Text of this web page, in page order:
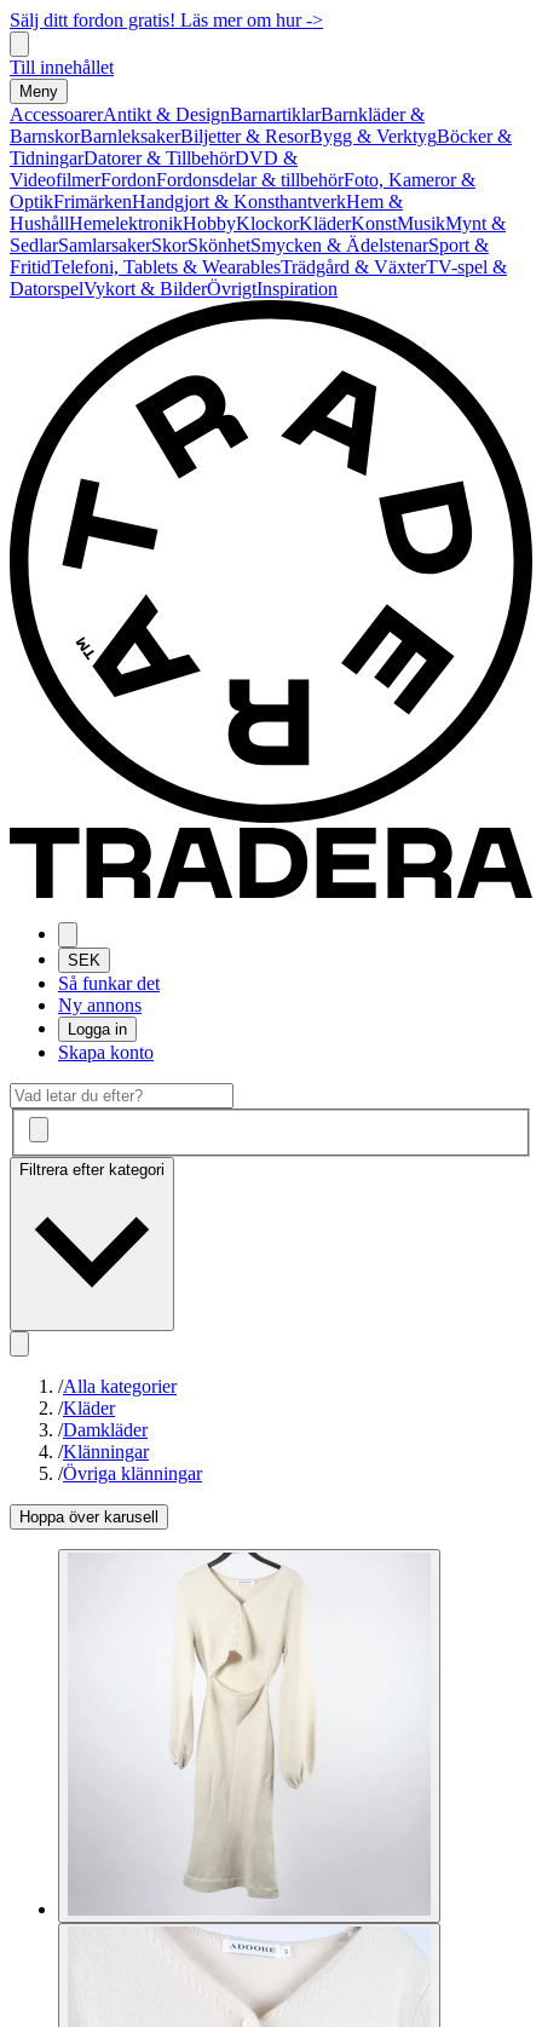
Sälj ditt fordon gratis! Läs mer om hur ->
Till innehållet
Meny
AccessoarerAntikt & DesignBarnartiklarBarnkläder &
BarnskorBarnleksakerBiljetter & ResorBygg & VerktygBöcker &
TidningarDatorer & TillbehörDVD &
VideofilmerFordonFordonsdelar & tillbehörFoto, Kameror &
OptikFrimärkenHandgjort & KonsthantverkHem &
HushållHemelektronikHobbyKlockorKläderKonstMusikMynt &
SedlarSamlarsakerSkorSkönhetSmycken & ÄdelstenarSport &
FritidTelefoni, Tablets & WearablesTrädgård & VäxterTV-spel &
DatorspelVykort & BilderÖvrigtInspiration
SEK
Så funkar det
Ny annons
Logga in
Skapa konto
Filtrera efter kategori
/Alla kategorier
/Kläder
/Damkläder
/Klänningar
/Övriga klänningar
Hoppa över karusell